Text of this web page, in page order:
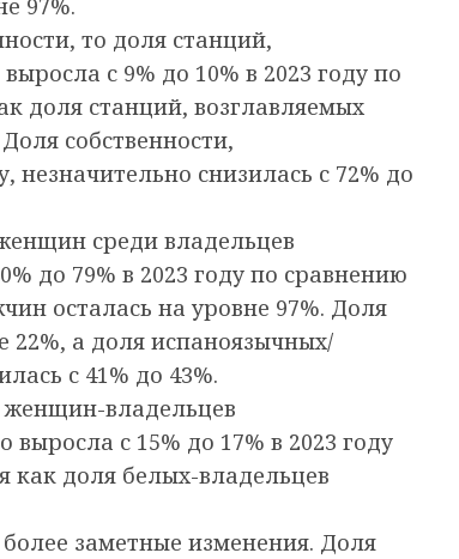
то доля станций,
с 9% до 10% в 2023 году по
доля станций, возглавляемых
собственности,
снизилась с 72% до
среди владельцев
до 79% в 2023 году по сравнению
осталась на уровне 97%. Доля
22%, а доля испаноязычных/
с 41% до 43%.
женщин-владельцев
с 15% до 17% в 2023 году
как доля белых-владельцев
заметные изменения. Доля